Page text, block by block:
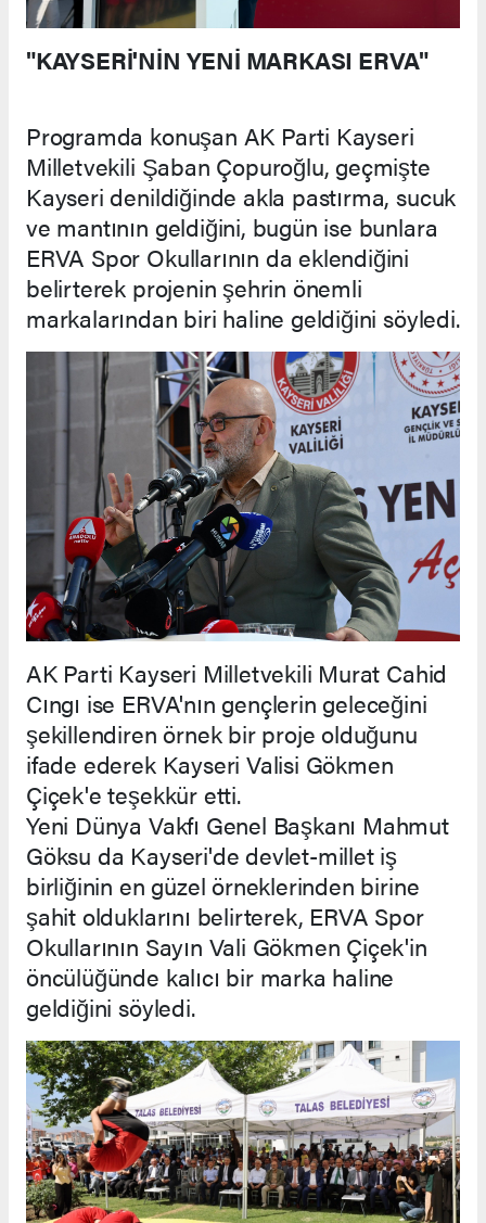
"KAYSERİ'NİN YENİ MARKASI ERVA"
Programda konuşan AK Parti Kayseri
Milletvekili Şaban Çopuroğlu, geçmişte
Kayseri denildiğinde akla pastırma, sucuk
ve mantının geldiğini, bugün ise bunlara
ERVA Spor Okullarının da eklendiğini
belirterek projenin şehrin önemli
markalarından biri haline geldiğini söyledi.
AK Parti Kayseri Milletvekili Murat Cahid
Cıngı ise ERVA'nın gençlerin geleceğini
şekillendiren örnek bir proje olduğunu
ifade ederek Kayseri Valisi Gökmen
Çiçek'e teşekkür etti.
Yeni Dünya Vakfı Genel Başkanı Mahmut
Göksu da Kayseri'de devlet-millet iş
birliğinin en güzel örneklerinden birine
şahit olduklarını belirterek, ERVA Spor
Okullarının Sayın Vali Gökmen Çiçek'in
öncülüğünde kalıcı bir marka haline
geldiğini söyledi.